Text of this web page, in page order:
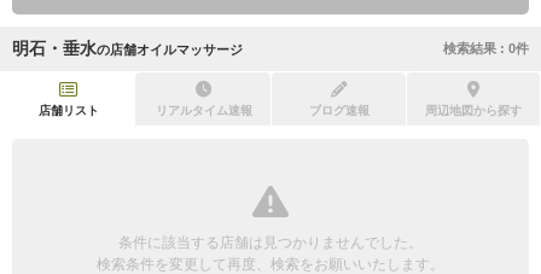
初回割引あり リピーター割引あり
団体様歓迎
明石・垂水の店舗オイルマッサージ 検索結果 : 0件
店舗リスト リアルタイム速報 ブログ速報 周辺地図から探す
条件に該当する店舗は見つかりませんでした。
検索条件を変更して再度、検索をお願いいたします。